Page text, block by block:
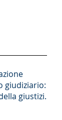
giudiziario: i
giustizia